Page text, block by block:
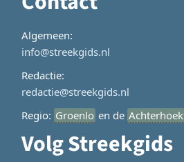
Algemeen:
info@streekgids.nl
Redactie:
redactie@streekgids.nl
Regio: Groenlo en de Achterhoek
Volg Streekgids